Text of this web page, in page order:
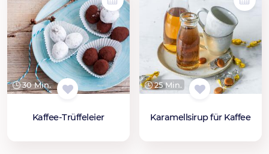
30 Min.
Kaffee-Trüffeleier
25 Min.
Karamellsirup für Kaffee